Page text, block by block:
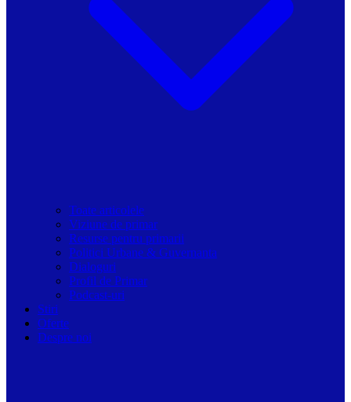
Toate articolele
Viziune de primar
Resurse pentru primarii
Politici Urbane & Guvernanta
Dialoguri
Profil de Primar
Podcast-uri
Stiri
Oferte
Despre noi